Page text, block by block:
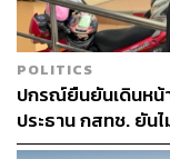
POLITICS
ปกรณ์ยืนยันเดินหน้
ประธาน กสทช. ยัน